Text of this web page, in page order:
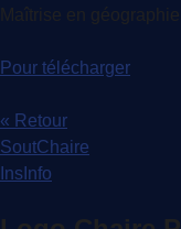
Maîtrise en
Pour télécharger
« Retour
SoutChaire
InsInfo